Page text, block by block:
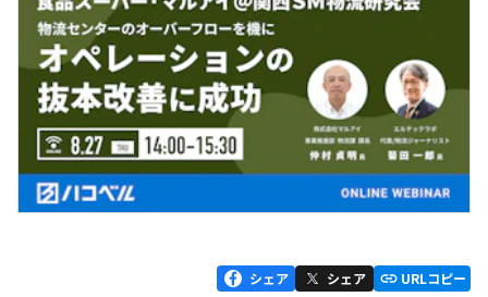
シェア シェア URLコピー